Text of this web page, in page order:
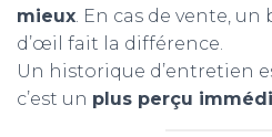
mieux. En cas de vente,
d’œil fait la différence.
Un historique d’entretien
c’est un plus perçu